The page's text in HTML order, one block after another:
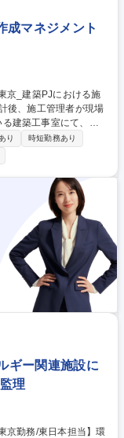
製品開発に挑戦でき
成マネジメント
建築工事室にて、設
進できるようにプロジ
ただくことを期待し
クトの施工図チームの
及び管理業務 ■施工
現場施工管理者の間で
り
時短勤務あり
ギー関連施設に
理